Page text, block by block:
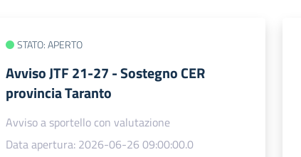
STATO: APERTO
Avviso JTF 21-27 - Sostegno CER
provincia Taranto
Avviso a sportello con valutazione
Data apertura: 2026-06-26 09:00:00.0